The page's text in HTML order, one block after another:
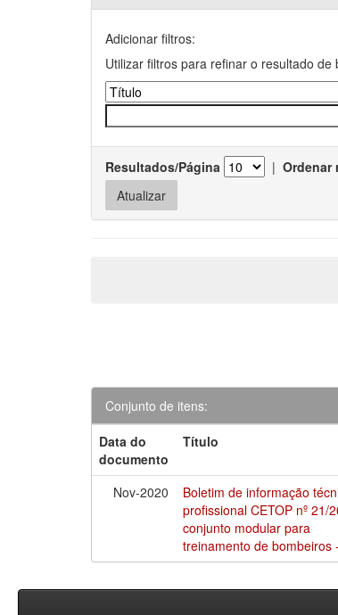
Adicionar filtros:
Utilizar filtros para refinar o resultado de
Resultados/Página | Ordenar
Conjunto de itens:
Data do
documento
Título
Nov-2020
Boletim de informação
profissional CETOP nº 21/
conjunto modular para
treinamento de bombeiros